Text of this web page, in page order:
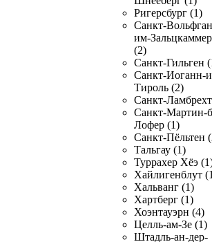
Ригерсбург (1)
Санкт-
им-
(2)
Санкт-Гильген
Санкт-Иоганн-
Тироль (2)
Санкт-
Санкт-Мартин-
Лофер (1)
Санкт-Пёльтен
Тальгау (1)
Туррахер Хёэ
Хайлигенблут
Хальванг (1)
Хартберг (1)
Хоэнтауэрн (4)
Целль-ам-Зе (1)
Штадль-ан-дер-